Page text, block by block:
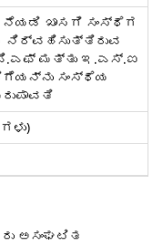
ಖಾಸಗಿ ಸಂಸ್ಥೆಗ
ಮತ್ತು ಇ.ಎಸ್.ಐ
ಸಂಸ್ಥೆಯ
ಅಸಂಘಟಿತ